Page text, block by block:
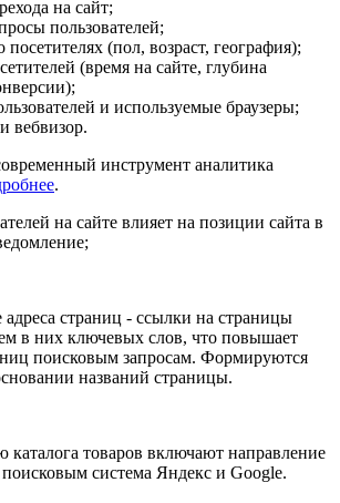
на сайт;
пользователей;
(пол, возраст, география);
(время на сайте, глубина
и используемые браузеры;
вебвизор.
инструмент аналитика
.
на сайте влияет на позиции сайта в
страниц - ссылки на страницы
в них ключевых слов, что повышает
поисковым запросам. Формируются
названий страницы.
каталога товаров включают направление
система Яндекс и Google.